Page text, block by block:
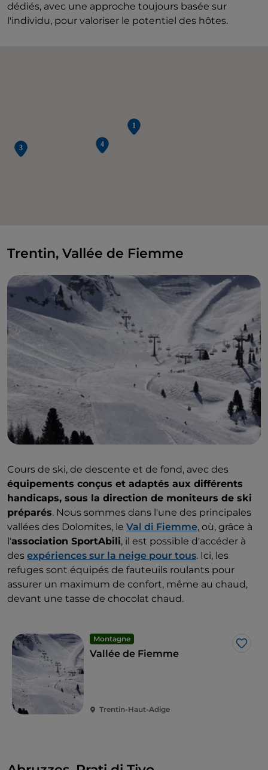
dédiés, avec une approche toujours basée sur
l'individu, pour valoriser le potentiel des hôtes.
Trentin, Vallée de Fiemme
Cours de ski, de descente et de fond, avec des
équipements conçus et adaptés aux différents
handicaps, sous la direction de moniteurs de ski
préparés. Nous sommes dans l'une des principales
vallées des Dolomites, le Val di Fiemme, où, grâce à
l'association SportAbili, il est possible d'accéder à
des expériences sur la neige pour tous. Ici, les
refuges sont équipés de fauteuils roulants pour
assurer un maximum de confort, même au chaud,
devant une tasse de chocolat chaud.
Montagne
Vallée de Fiemme
Trentin-Haut-Adige